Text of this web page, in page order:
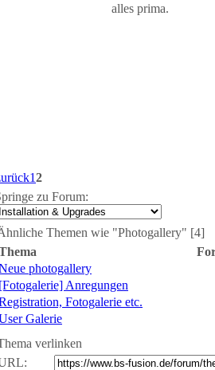
alles prima.
12
zu Forum:
Themen wie "Photogallery" [4]
photogallery
[Fotogalerie] Anregungen
Fotogalerie etc.
Galerie
verlinken